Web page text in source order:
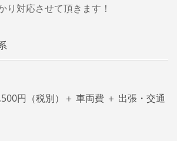
り対応させて頂きます！
円（税別）＋ 車両費 ＋ 出張・交通